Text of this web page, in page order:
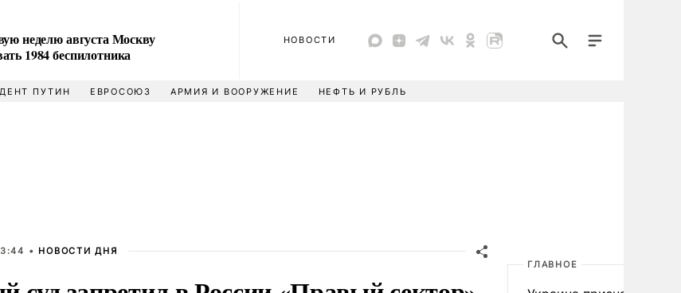
неделю августа Москву
1984 беспилотника
НОВОСТИ
ПУТИН ЕВРОСОЮЗ АРМИЯ И ВООРУЖЕНИЕ НЕФТЬ И РУБЛЬ
• НОВОСТИ ДНЯ
ГЛАВНОЕ